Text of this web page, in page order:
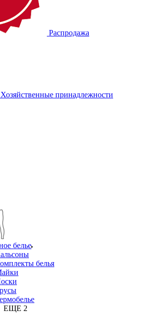
Распродажа
Хозяйственные принадлежности
белье
белья
ЕЩЕ 2